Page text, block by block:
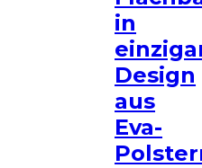
in
Design
aus
Eva-